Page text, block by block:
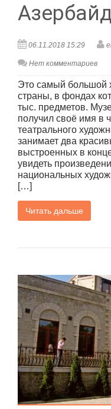
06.11.2018 15:29
Нет комментариев
Это самый большой
страны, в фондах
тыс. предметов.
получил своё имя в
театрального
занимает два
выстроенных в
увидеть
национальных
[…]
Читать дальше